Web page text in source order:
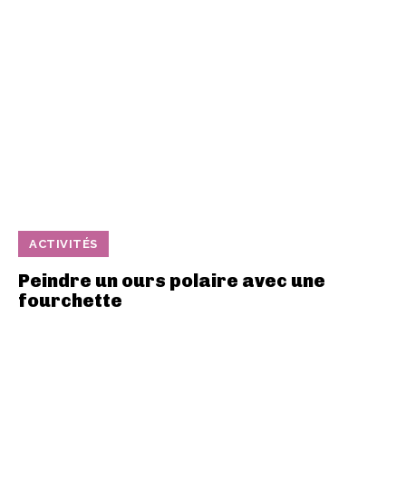
ACTIVITÉS
Peindre un ours polaire avec une
fourchette